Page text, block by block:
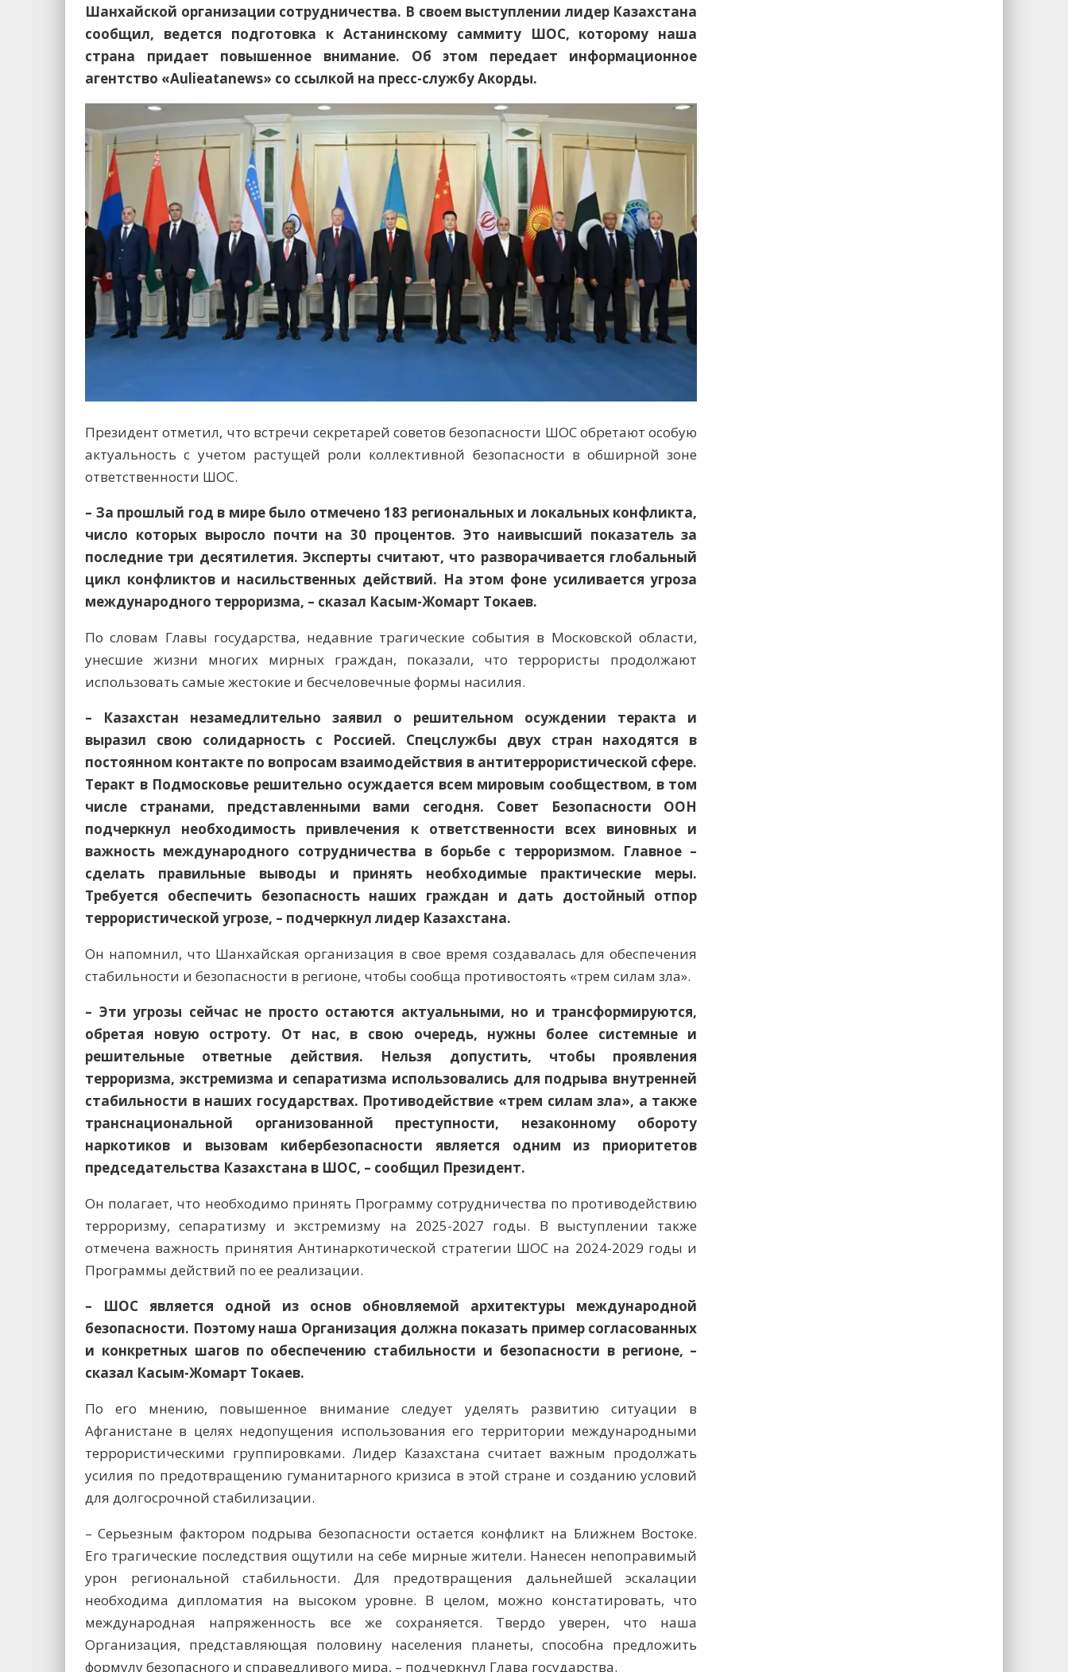
Шанхайской организации сотрудничества. В своем выступлении лидер Казахстана
сообщил, ведется подготовка к Астанинскому саммиту ШОС, которому наша
страна придает повышенное внимание. Об этом передает информационное
агентство «Aulieatanews» со ссылкой на пресс-службу Акорды.
Президент отметил, что встречи секретарей советов безопасности ШОС обретают особую
актуальность с учетом растущей роли коллективной безопасности в обширной зоне
ответственности ШОС.
– За прошлый год в мире было отмечено 183 региональных и локальных конфликта,
число которых выросло почти на 30 процентов. Это наивысший показатель за
последние три десятилетия. Эксперты считают, что разворачивается глобальный
цикл конфликтов и насильственных действий. На этом фоне усиливается угроза
международного терроризма, – сказал Касым-Жомарт Токаев.
По словам Главы государства, недавние трагические события в Московской области,
унесшие жизни многих мирных граждан, показали, что террористы продолжают
использовать самые жестокие и бесчеловечные формы насилия.
– Казахстан незамедлительно заявил о решительном осуждении теракта и
выразил свою солидарность с Россией. Спецслужбы двух стран находятся в
постоянном контакте по вопросам взаимодействия в антитеррористической сфере.
Теракт в Подмосковье решительно осуждается всем мировым сообществом, в том
числе странами, представленными вами сегодня. Совет Безопасности ООН
подчеркнул необходимость привлечения к ответственности всех виновных и
важность международного сотрудничества в борьбе с терроризмом. Главное –
сделать правильные выводы и принять необходимые практические меры.
Требуется обеспечить безопасность наших граждан и дать достойный отпор
террористической угрозе, – подчеркнул лидер Казахстана.
Он напомнил, что Шанхайская организация в свое время создавалась для обеспечения
стабильности и безопасности в регионе, чтобы сообща противостоять «трем силам зла».
– Эти угрозы сейчас не просто остаются актуальными, но и трансформируются,
обретая новую остроту. От нас, в свою очередь, нужны более системные и
решительные ответные действия. Нельзя допустить, чтобы проявления
терроризма, экстремизма и сепаратизма использовались для подрыва внутренней
стабильности в наших государствах. Противодействие «трем силам зла», а также
транснациональной организованной преступности, незаконному обороту
наркотиков и вызовам кибербезопасности является одним из приоритетов
председательства Казахстана в ШОС, – сообщил Президент.
Он полагает, что необходимо принять Программу сотрудничества по противодействию
терроризму, сепаратизму и экстремизму на 2025-2027 годы. В выступлении также
отмечена важность принятия Антинаркотической стратегии ШОС на 2024-2029 годы и
Программы действий по ее реализации.
– ШОС является одной из основ обновляемой архитектуры международной
безопасности. Поэтому наша Организация должна показать пример согласованных
и конкретных шагов по обеспечению стабильности и безопасности в регионе, –
сказал Касым-Жомарт Токаев.
По его мнению, повышенное внимание следует уделять развитию ситуации в
Афганистане в целях недопущения использования его территории международными
террористическими группировками. Лидер Казахстана считает важным продолжать
усилия по предотвращению гуманитарного кризиса в этой стране и созданию условий
для долгосрочной стабилизации.
– Серьезным фактором подрыва безопасности остается конфликт на Ближнем Востоке.
Его трагические последствия ощутили на себе мирные жители. Нанесен непоправимый
урон региональной стабильности. Для предотвращения дальнейшей эскалации
необходима дипломатия на высоком уровне. В целом, можно констатировать, что
международная напряженность все же сохраняется. Твердо уверен, что наша
Организация, представляющая половину населения планеты, способна предложить
формулу безопасного и справедливого мира, – подчеркнул Глава государства.